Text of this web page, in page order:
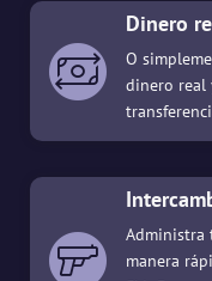
Dinero
O
dinero real
Administra
manera